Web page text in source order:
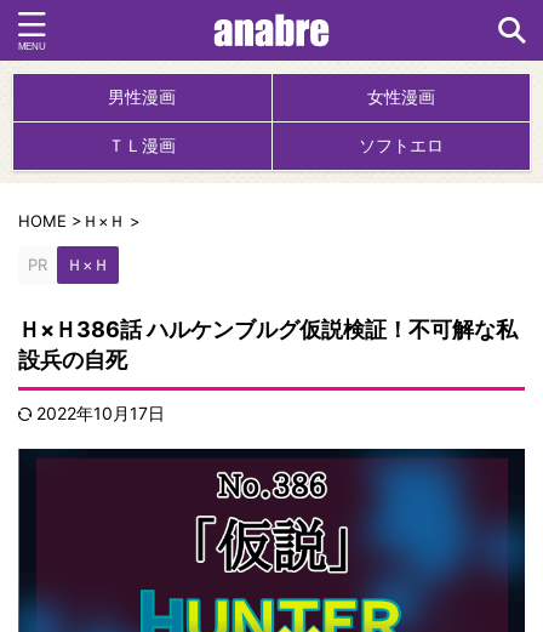
男性漫画 女性漫画
ＴＬ漫画 ソフトエロ
HOME > Ｈ×Ｈ >
PR Ｈ×Ｈ
Ｈ×Ｈ386話 ハルケンブルグ仮説検証！不可解な私
設兵の自死
2022年10月17日